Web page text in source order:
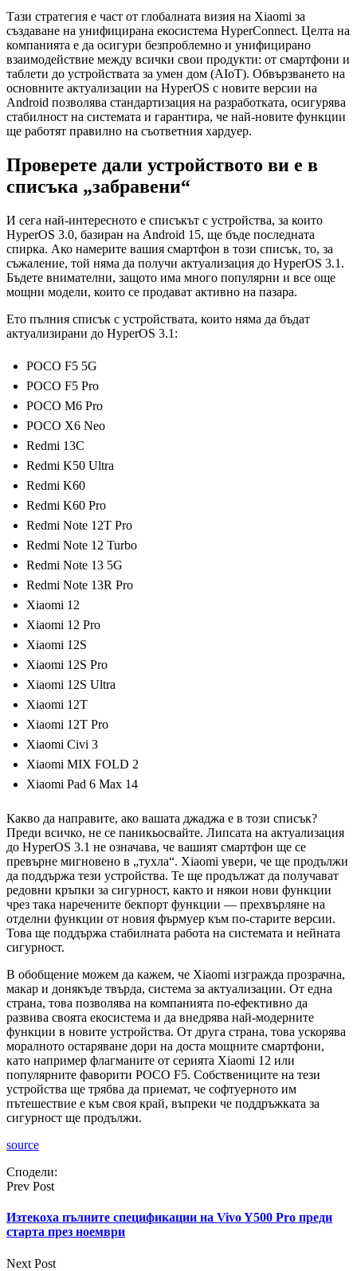
Тази стратегия е част от глобалната визия на Xiaomi за
създаване на унифицирана екосистема HyperConnect. Целта на
компанията е да осигури безпроблемно и унифицирано
взаимодействие между всички свои продукти: от смартфони и
таблети до устройствата за умен дом (AIoT). Обвързването на
основните актуализации на HyperOS с новите версии на
Android позволява стандартизация на разработката, осигурява
стабилност на системата и гарантира, че най-новите функции
ще работят правилно на съответния хардуер.
Проверете дали устройството ви е в
списъка „забравени“
И сега най-интересното е списъкът с устройства, за които
HyperOS 3.0, базиран на Android 15, ще бъде последната
спирка. Ако намерите вашия смартфон в този списък, то, за
съжаление, той няма да получи актуализация до HyperOS 3.1.
Бъдете внимателни, защото има много популярни и все още
мощни модели, които се продават активно на пазара.
Ето пълния списък с устройствата, които няма да бъдат
актуализирани до HyperOS 3.1:
POCO F5 5G
POCO F5 Pro
POCO M6 Pro
POCO X6 Neo
Redmi 13C
Redmi K50 Ultra
Redmi K60
Redmi K60 Pro
Redmi Note 12T Pro
Redmi Note 12 Turbo
Redmi Note 13 5G
Redmi Note 13R Pro
Xiaomi 12
Xiaomi 12 Pro
Xiaomi 12S
Xiaomi 12S Pro
Xiaomi 12S Ultra
Xiaomi 12T
Xiaomi 12T Pro
Xiaomi Civi 3
Xiaomi MIX FOLD 2
Xiaomi Pad 6 Max 14
Какво да направите, ако вашата джаджа е в този списък?
Преди всичко, не се паникьосвайте. Липсата на актуализация
до HyperOS 3.1 не означава, че вашият смартфон ще се
превърне мигновено в „тухла“. Xiaomi увери, че ще продължи
да поддържа тези устройства. Те ще продължат да получават
редовни кръпки за сигурност, както и някои нови функции
чрез така наречените бекпорт функции — прехвърляне на
отделни функции от новия фърмуер към по-старите версии.
Това ще поддържа стабилната работа на системата и нейната
сигурност.
В обобщение можем да кажем, че Xiaomi изгражда прозрачна,
макар и донякъде твърда, система за актуализации. От една
страна, това позволява на компанията по-ефективно да
развива своята екосистема и да внедрява най-модерните
функции в новите устройства. От друга страна, това ускорява
моралното остаряване дори на доста мощните смартфони,
като например флагманите от серията Xiaomi 12 или
популярните фаворити POCO F5. Собствениците на тези
устройства ще трябва да приемат, че софтуерното им
пътешествие е към своя край, въпреки че поддръжката за
сигурност ще продължи.
source
Сподели:
Prev Post
Изтекоха пълните спецификации на Vivo Y500 Pro преди
старта през ноември
Next Post